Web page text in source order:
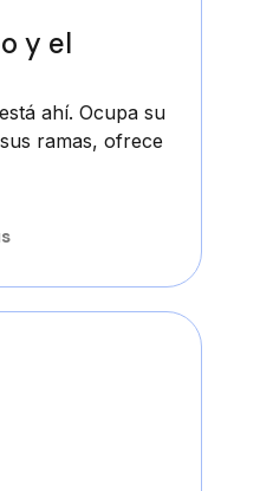
y el
ahí. Ocupa su
ramas, ofrece